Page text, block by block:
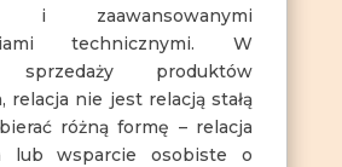
i zaawansowanymi
technicznymi. W
sprzedaży produktów
relacja nie jest relacją stałą
różną formę – relacja
lub wsparcie osobiste o